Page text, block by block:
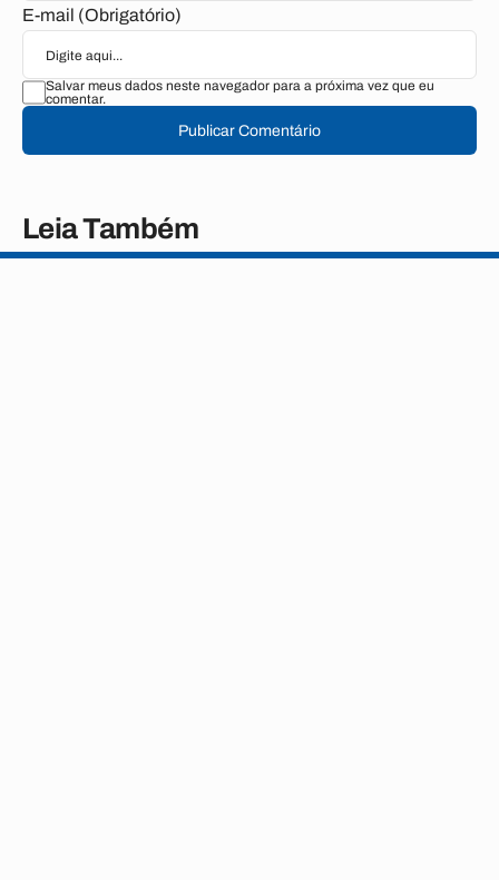
E-mail (Obrigatório)
Salvar meus dados neste navegador para a próxima vez que eu
comentar.
Publicar Comentário
Leia Também